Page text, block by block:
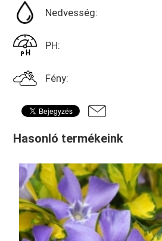
Nedvesség:
PH:
Fény:
Hasonló termékeink